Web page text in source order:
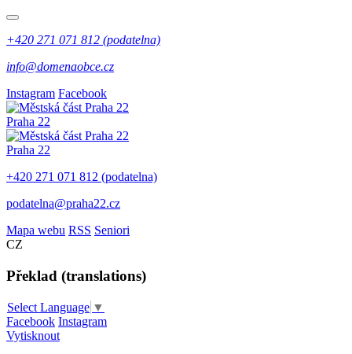
+420 271 071 812 (podatelna)
info@domenaobce.cz
Instagram Facebook
Praha 22
Praha 22
+420 271 071 812 (podatelna)
podatelna@praha22.cz
Mapa webu RSS Seniori
CZ
Překlad (translations)
Select Language ▼
Facebook Instagram
Vytisknout